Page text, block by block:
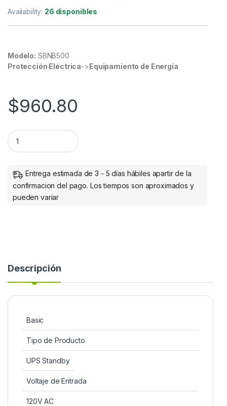
Availability: 26 disponibles
Modelo: SBNB500
Protección Eléctrica-> Equipamiento de Energía
$960.80
NOBREAK SMARTBITT 500VA/250W INTERACTIVO 4 CONT.
Entrega estimada de 3 - 5 días hábiles apartir de la
confirmacion del pago. Los tiempos son aproximados y
pueden variar
Descripción
Basic
Tipo de Producto
UPS Standby
Voltaje de Entrada
120V AC